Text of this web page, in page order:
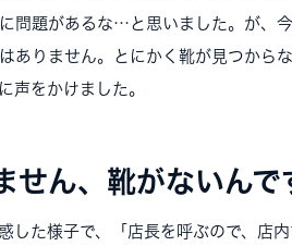
問題があるな…と思いました。が、
ありません。とにかく靴が見つから
声をかけました。
せん、靴がないん
した様子で、「店長を呼ぶので、店